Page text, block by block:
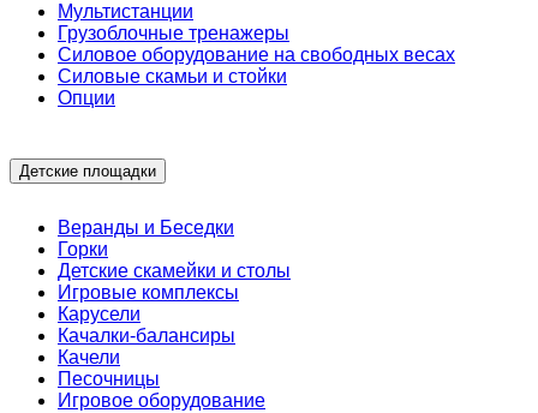
Мультистанции
Грузоблочные тренажеры
Силовое оборудование на свободных весах
Силовые скамьи и стойки
Опции
Детские площадки
Веранды и Беседки
Горки
Детские скамейки и столы
Игровые комплексы
Карусели
Качалки-балансиры
Качели
Песочницы
Игровое оборудование